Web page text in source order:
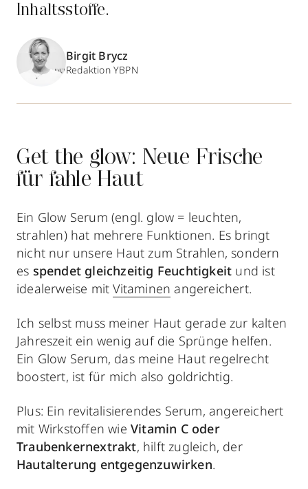
Inhaltsstoffe.
Birgit Brycz
Redaktion YBPN
Get the glow: Neue Frische
für fahle Haut
Ein Glow Serum (engl. glow = leuchten,
strahlen) hat mehrere Funktionen. Es bringt
nicht nur unsere Haut zum Strahlen, sondern
es spendet gleichzeitig Feuchtigkeit und ist
idealerweise mitVitaminen angereichert.
Ich selbst muss meiner Haut gerade zur kalten
Jahreszeit ein wenig auf die Sprünge helfen.
Ein Glow Serum, das meine Haut regelrecht
boostert, ist für mich also goldrichtig.
Plus: Ein revitalisierendes Serum, angereichert
mit Wirkstoffen wie Vitamin C oder
Traubenkernextrakt, hilft zugleich, der
Hautalterung entgegenzuwirken.